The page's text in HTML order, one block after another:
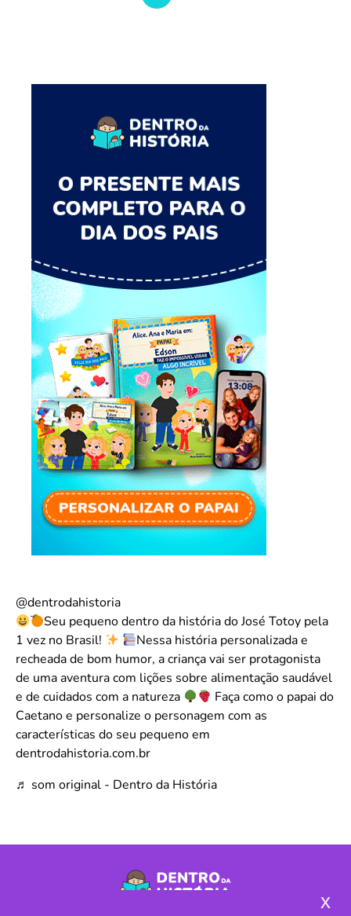
@dentrodahistoria
Seu pequeno dentro da história do José Totoy pela
1 vez no Brasil!
Nessa história personalizada e
recheada de bom humor, a criança vai ser protagonista
de uma aventura com lições sobre alimentação saudável
e de cuidados com a natureza
Faça como o papai do
Caetano e personalize o personagem com as
características do seu pequeno em
dentrodahistoria.com.br
♬ som original - Dentro da História
x